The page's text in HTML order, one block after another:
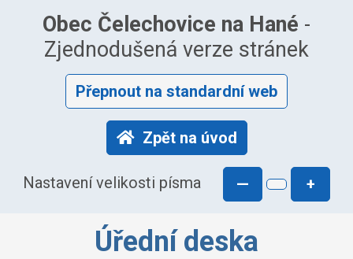
Obec Čelechovice na Hané -
Zjednodušená verze stránek
Přepnout na standardní web
Zpět na úvod
Nastavení velikosti písma — +
Úřední deska